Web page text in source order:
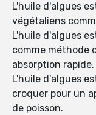
L'huile d'algues
végétaliens
L'huile d'algues
comme méthode
absorption rapide.
L'huile d'algues
croquer pour un
de poisson.